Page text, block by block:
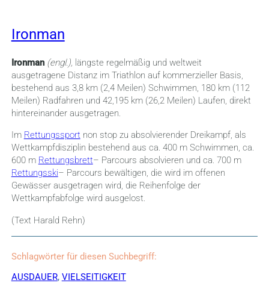
Ironman
Ironman (engl.), längste regelmäßig und weltweit
ausgetragene Distanz im Triathlon auf kommerzieller Basis,
bestehend aus 3,8 km (2,4 Meilen) Schwimmen, 180 km (112
Meilen) Radfahren und 42,195 km (26,2 Meilen) Laufen, direkt
hintereinander ausgetragen.
Im Rettungssportnon stop zu absolvierender Dreikampf, als
Wettkampfdisziplin bestehend aus ca. 400 m Schwimmen, ca.
600 m Rettungsbrett– Parcours absolvieren und ca. 700 m
Rettungsski– Parcours bewältigen, die wird im offenen
Gewässer ausgetragen wird, die Reihenfolge der
Wettkampfabfolge wird ausgelost.
(Text Harald Rehn)
Schlagwörter für diesen Suchbegriff:
AUSDAUER, VIELSEITIGKEIT